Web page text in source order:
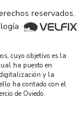
reservados.
cuyo objetivo es la
ha puesto en
y la
ha contado con el
de Oviedo.